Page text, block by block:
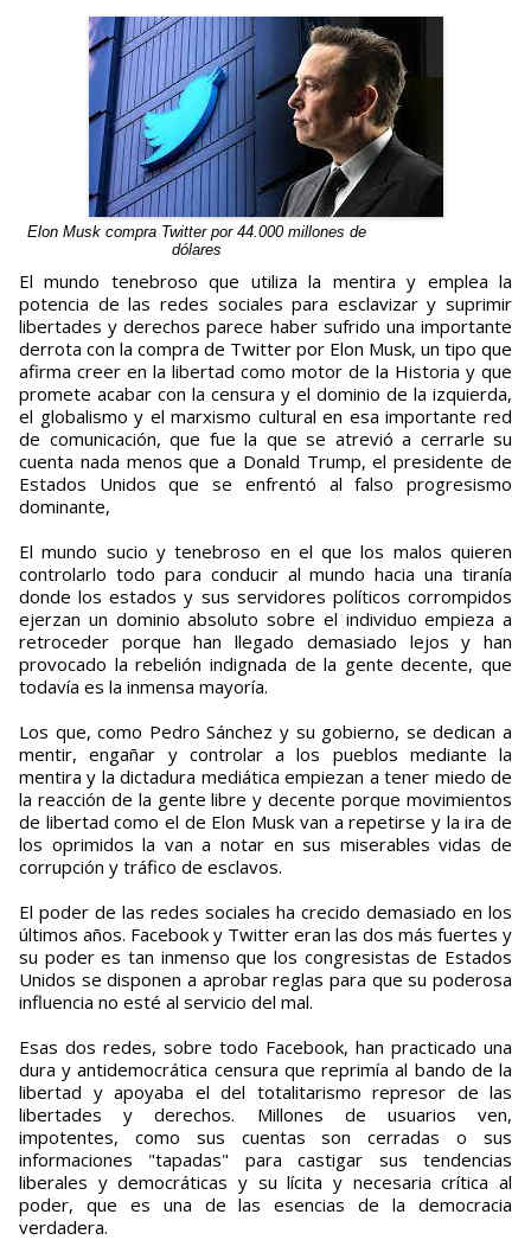
Elon Musk compra Twitter por 44.000 millones de
dólares
El mundo tenebroso que utiliza la mentira y emplea la
potencia de las redes sociales para esclavizar y suprimir
libertades y derechos parece haber sufrido una importante
derrota con la compra de Twitter por Elon Musk, un tipo que
afirma creer en la libertad como motor de la Historia y que
promete acabar con la censura y el dominio de la izquierda,
el globalismo y el marxismo cultural en esa importante red
de comunicación, que fue la que se atrevió a cerrarle su
cuenta nada menos que a Donald Trump, el presidente de
Estados Unidos que se enfrentó al falso progresismo
dominante,
El mundo sucio y tenebroso en el que los malos quieren
controlarlo todo para conducir al mundo hacia una tiranía
donde los estados y sus servidores políticos corrompidos
ejerzan un dominio absoluto sobre el individuo empieza a
retroceder porque han llegado demasiado lejos y han
provocado la rebelión indignada de la gente decente, que
todavía es la inmensa mayoría.
Los que, como Pedro Sánchez y su gobierno, se dedican a
mentir, engañar y controlar a los pueblos mediante la
mentira y la dictadura mediática empiezan a tener miedo de
la reacción de la gente libre y decente porque movimientos
de libertad como el de Elon Musk van a repetirse y la ira de
los oprimidos la van a notar en sus miserables vidas de
corrupción y tráfico de esclavos.
El poder de las redes sociales ha crecido demasiado en los
últimos años. Facebook y Twitter eran las dos más fuertes y
su poder es tan inmenso que los congresistas de Estados
Unidos se disponen a aprobar reglas para que su poderosa
influencia no esté al servicio del mal.
Esas dos redes, sobre todo Facebook, han practicado una
dura y antidemocrática censura que reprimía al bando de la
libertad y apoyaba el del totalitarismo represor de las
libertades y derechos. Millones de usuarios ven,
impotentes, como sus cuentas son cerradas o sus
informaciones "tapadas" para castigar sus tendencias
liberales y democráticas y su lícita y necesaria crítica al
poder, que es una de las esencias de la democracia
verdadera.